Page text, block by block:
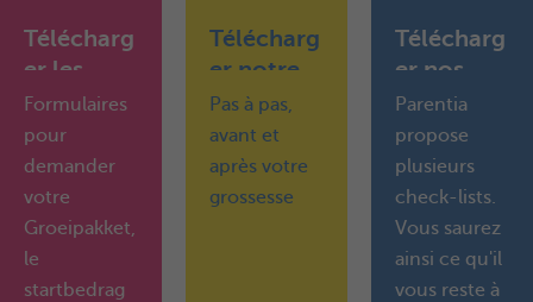
Télécharg
er les
formulair
es
Formulaires
pour
demander
votre
Groeipakket,
le
startbedrag
Télécharg
er notre
guide
pratique
Pas à pas,
avant et
après votre
grossesse
Télécharg
er nos
check-
lists
Parentia
propose
plusieurs
check-lists.
Vous saurez
ainsi ce qu'il
vous reste à